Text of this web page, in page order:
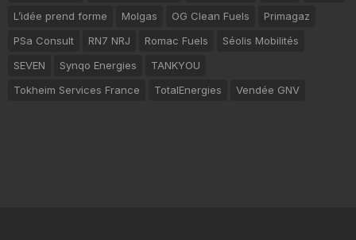
L’idée prend forme
Molgas OG Clean Fuels
Primagaz
PSa Consult
RN7 NRJ Romac Fuels
Séolis Mobilités
SEVEN
Synqo Energies
TANKYOU
Tokheim Services France
TotalEnergies Vendée GNV